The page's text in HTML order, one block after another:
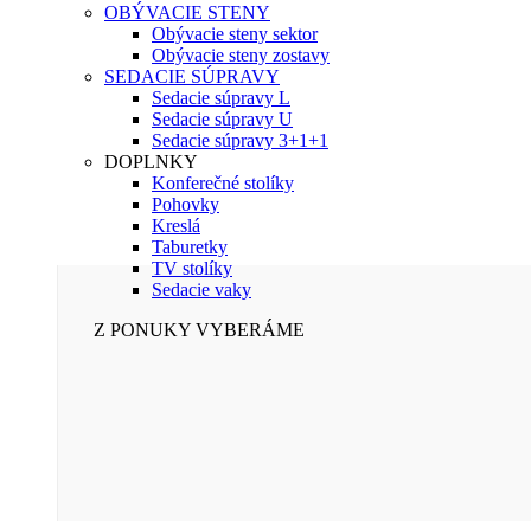
OBÝVACIE STENY
Obývacie steny sektor
Obývacie steny zostavy
SEDACIE SÚPRAVY
Sedacie súpravy L
Sedacie súpravy U
Sedacie súpravy 3+1+1
DOPLNKY
Konferečné stolíky
Pohovky
Kreslá
Taburetky
TV stolíky
Sedacie vaky
Z PONUKY VYBERÁME